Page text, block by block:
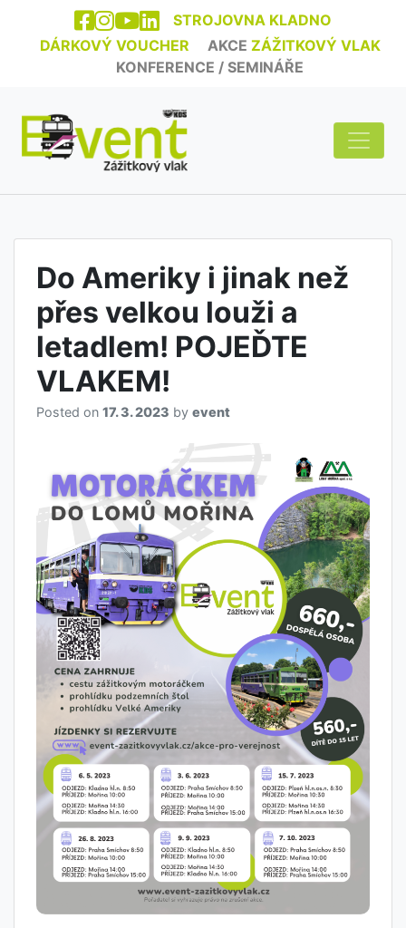
STROJOVNA KLADNO
DÁRKOVÝ VOUCHER
AKCE ZÁŽITKOVÝ VLAK
KONFERENCE / SEMINÁŘE
Do Ameriky i jinak než
přes velkou louži a
letadlem! POJEĎTE
VLAKEM!
Posted on 17. 3. 2023 by event